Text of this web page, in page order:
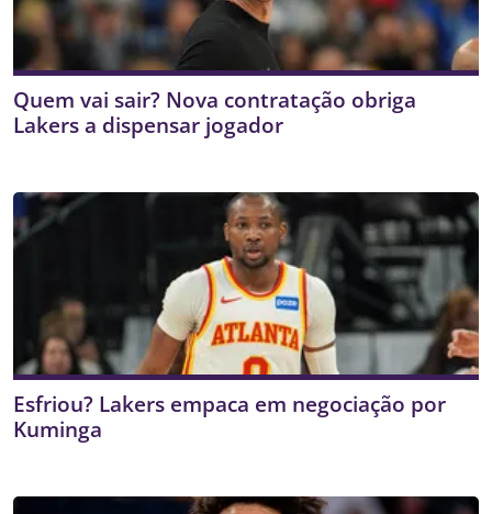
Quem vai sair? Nova contratação obriga
Lakers a dispensar jogador
Esfriou? Lakers empaca em negociação por
Kuminga